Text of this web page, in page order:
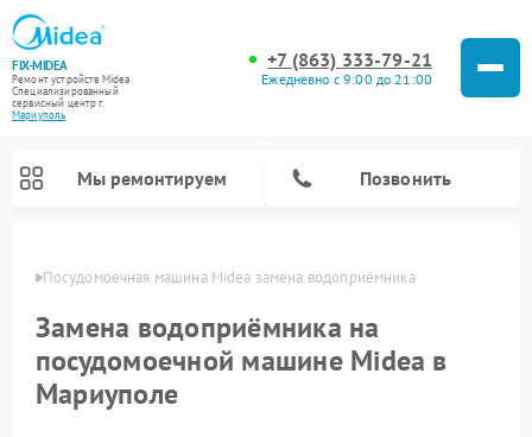
FIX-MIDEA
Ремонт устройств Midea
Специализированный
cервисный центр г.
Мариуполь
+7 (863) 333-79-21
Ежедневно с 9:00 до 21:00
Мы ремонтируем Позвонить
Посудомоечная машина Midea замена водоприёмника
Замена водоприёмника на
посудомоечной машине Midea в
Мариуполе